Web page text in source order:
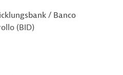
/ Banco
(BID)